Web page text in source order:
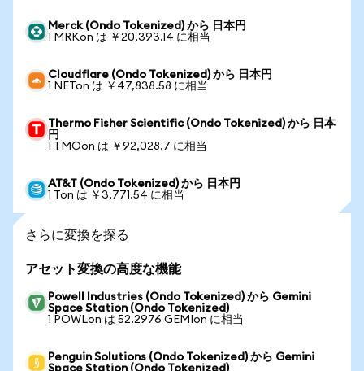
Merck (Ondo Tokenized) から 日本円
1 MRKon は ￥20,393.14 に相当
Cloudflare (Ondo Tokenized) から 日本円
1 NETon は ￥47,838.58 に相当
Thermo Fisher Scientific (Ondo Tokenized) から 日本
円
1 TMOon は ￥92,028.7 に相当
AT&T (Ondo Tokenized) から 日本円
1 Ton は ￥3,771.54 に相当
さらに変換を探る
アセット変換の高度な機能
Powell Industries (Ondo Tokenized) から Gemini
Space Station (Ondo Tokenized)
1 POWLon は 52.2976 GEMIon に相当
Penguin Solutions (Ondo Tokenized) から Gemini
Space Station (Ondo Tokenized)